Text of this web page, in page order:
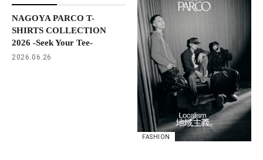
NAGOYA PARCO T-
SHIRTS COLLECTION
2026 -Seek Your Tee-
2026.06.26
FASHION